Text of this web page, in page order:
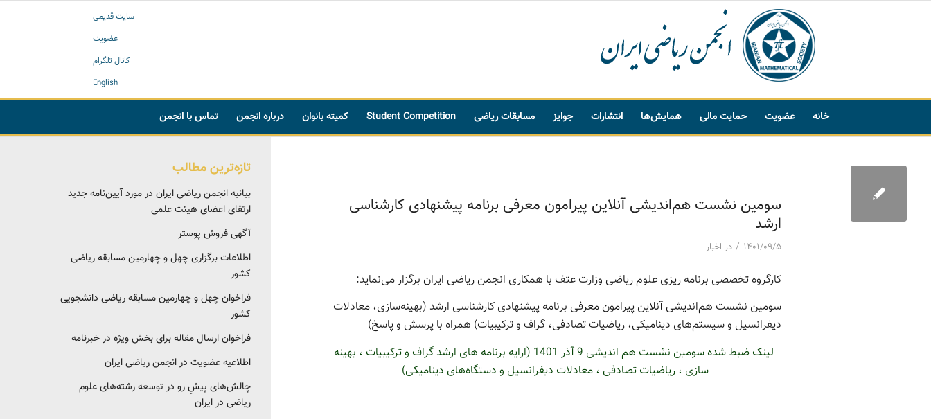
سایت قدیمی
عضویت
کانال تلگرام
English
خانه عضویت حمایت مالی همایش‌ها انتشارات جوایز مسابقات ریاضی Student Competition کمیته بانوان درباره انجمن تماس با انجمن
سومین نشست هم‌اندیشی آنلاین پیرامون معرفی برنامه پیشنهادی کارشناسی
ارشد
۱۴۰۱/۰۹/۵ / در اخبار
کارگروه تخصصی برنامه ریزی علوم ریاضی وزارت عتف با همکاری انجمن ریاضی ایران برگزار می‌نماید:
سومین نشست هم‌اندیشی آنلاین پیرامون معرفی برنامه پیشنهادی کارشناسی ارشد (بهینه‌سازی، معادلات
دیفرانسیل و سیستم‌های دینامیکی، ریاضیات تصادفی، گراف و ترکیبیات) همراه با پرسش و پاسخ)
لینک ضبط شده سومین نشست هم اندیشی 9 آذر 1401 (ارایه برنامه های ارشد گراف و ترکیبیات ، بهینه
سازی ، ریاضیات تصادفی ، معادلات دیفرانسیل و دستگاه‌های دینامیکی)
تازه‌ترین مطالب
بیانیه انجمن ریاضی ایران در مورد آیین‌نامه جدید
ارتقای اعضای هیئت علمی
آگهی فروش پوستر
اطلاعات برگزاری چهل و چهارمین مسابقه ریاضی
کشور
فراخوان چهل و چهارمین مسابقه ریاضی دانشجویی
کشور‎‎
فراخوان ارسال مقاله برای بخش ویژه در خبرنامه
اطلاعیه عضویت در انجمن ریاضی ایران
چالش‌های پیشِ رو در توسعه رشته‌های علوم
ریاضی در ایران